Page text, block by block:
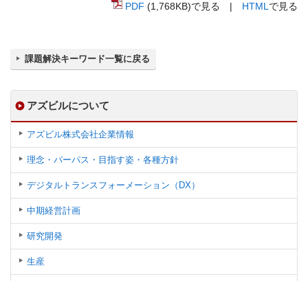
PDF (1,768KB)で見る | HTML で見る
課題解決キーワード一覧に戻る
アズビルについて
アズビル株式会社企業情報
理念・パーパス・目指す姿・各種方針
デジタルトランスフォーメーション（DX）
中期経営計画
研究開発
生産